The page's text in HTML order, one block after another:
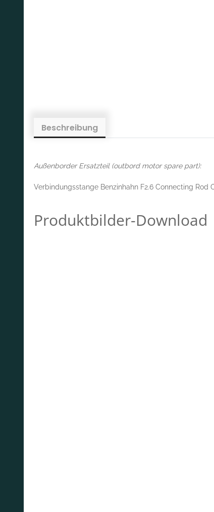
Beschreibung
Außenborder Ersatzteil (outbord motor spare part):
Verbindungsstange Benzinhahn F2.6 Connecting Rod
Produktbilder-Download